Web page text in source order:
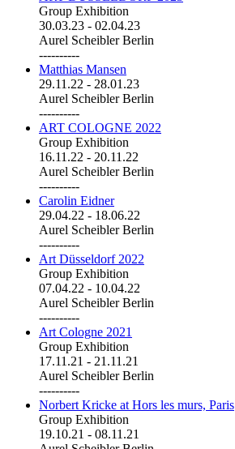
Group Exhibition
30.03.23 - 02.04.23
Aurel Scheibler Berlin
----------
Matthias Mansen
29.11.22 - 28.01.23
Aurel Scheibler Berlin
----------
ART COLOGNE 2022
Group Exhibition
16.11.22 - 20.11.22
Aurel Scheibler Berlin
----------
Carolin Eidner
29.04.22 - 18.06.22
Aurel Scheibler Berlin
----------
Art Düsseldorf 2022
Group Exhibition
07.04.22 - 10.04.22
Aurel Scheibler Berlin
----------
Art Cologne 2021
Group Exhibition
17.11.21 - 21.11.21
Aurel Scheibler Berlin
----------
Norbert Kricke at Hors les murs, Paris
Group Exhibition
19.10.21 - 08.11.21